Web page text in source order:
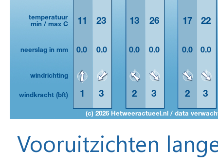
Vooruitzichten